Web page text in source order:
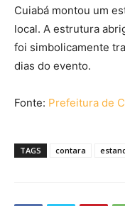
Cuiabá montou um
local. A estrutura
foi simbolicamente
dias do evento.
Fonte: Prefeitura de
TAGS contara